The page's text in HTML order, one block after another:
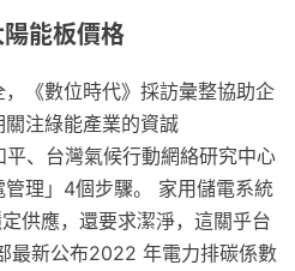
能板價格
《數位時代》採訪彙整協助企
注綠能產業的資誠
平、台灣氣候行動網絡研究中心
理」4個步驟。 家用儲電系統
供應，還要求潔淨，這關乎台
最新公布2022 年電力排碳係數